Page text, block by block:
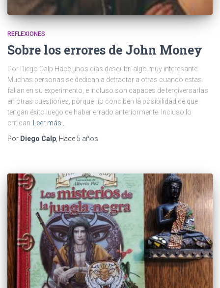
REFLEXIONES
Sobre los errores de John Money
Por Diego Calp Hace unos días descubrí algo muy interesante.
Muchas personas se dedican a detractar a otras cuando estas
fallan en su experimento, e incluso son capaces de tergiversarlas
en otras cuestiones, porque no conciben la posibilidad de que
tengan éxito luego de haber errado anteriormente. Incluso lo
critican
Leer más…
Por Diego Calp , Hace 5 años